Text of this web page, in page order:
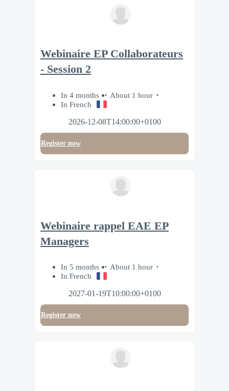
Webinaire EP Collaborateurs
- Session 2
In 4 months
About 1 hour
In French
2026-12-08T14:00:00+0100
Register now
Webinaire rappel EAE EP
Managers
In 5 months
About 1 hour
In French
2027-01-19T10:00:00+0100
Register now